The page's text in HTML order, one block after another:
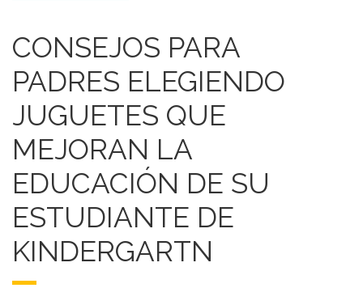
CONSEJOS PARA
PADRES ELEGIENDO
JUGUETES QUE
MEJORAN LA
EDUCACIÓN DE SU
ESTUDIANTE DE
KINDERGARTN